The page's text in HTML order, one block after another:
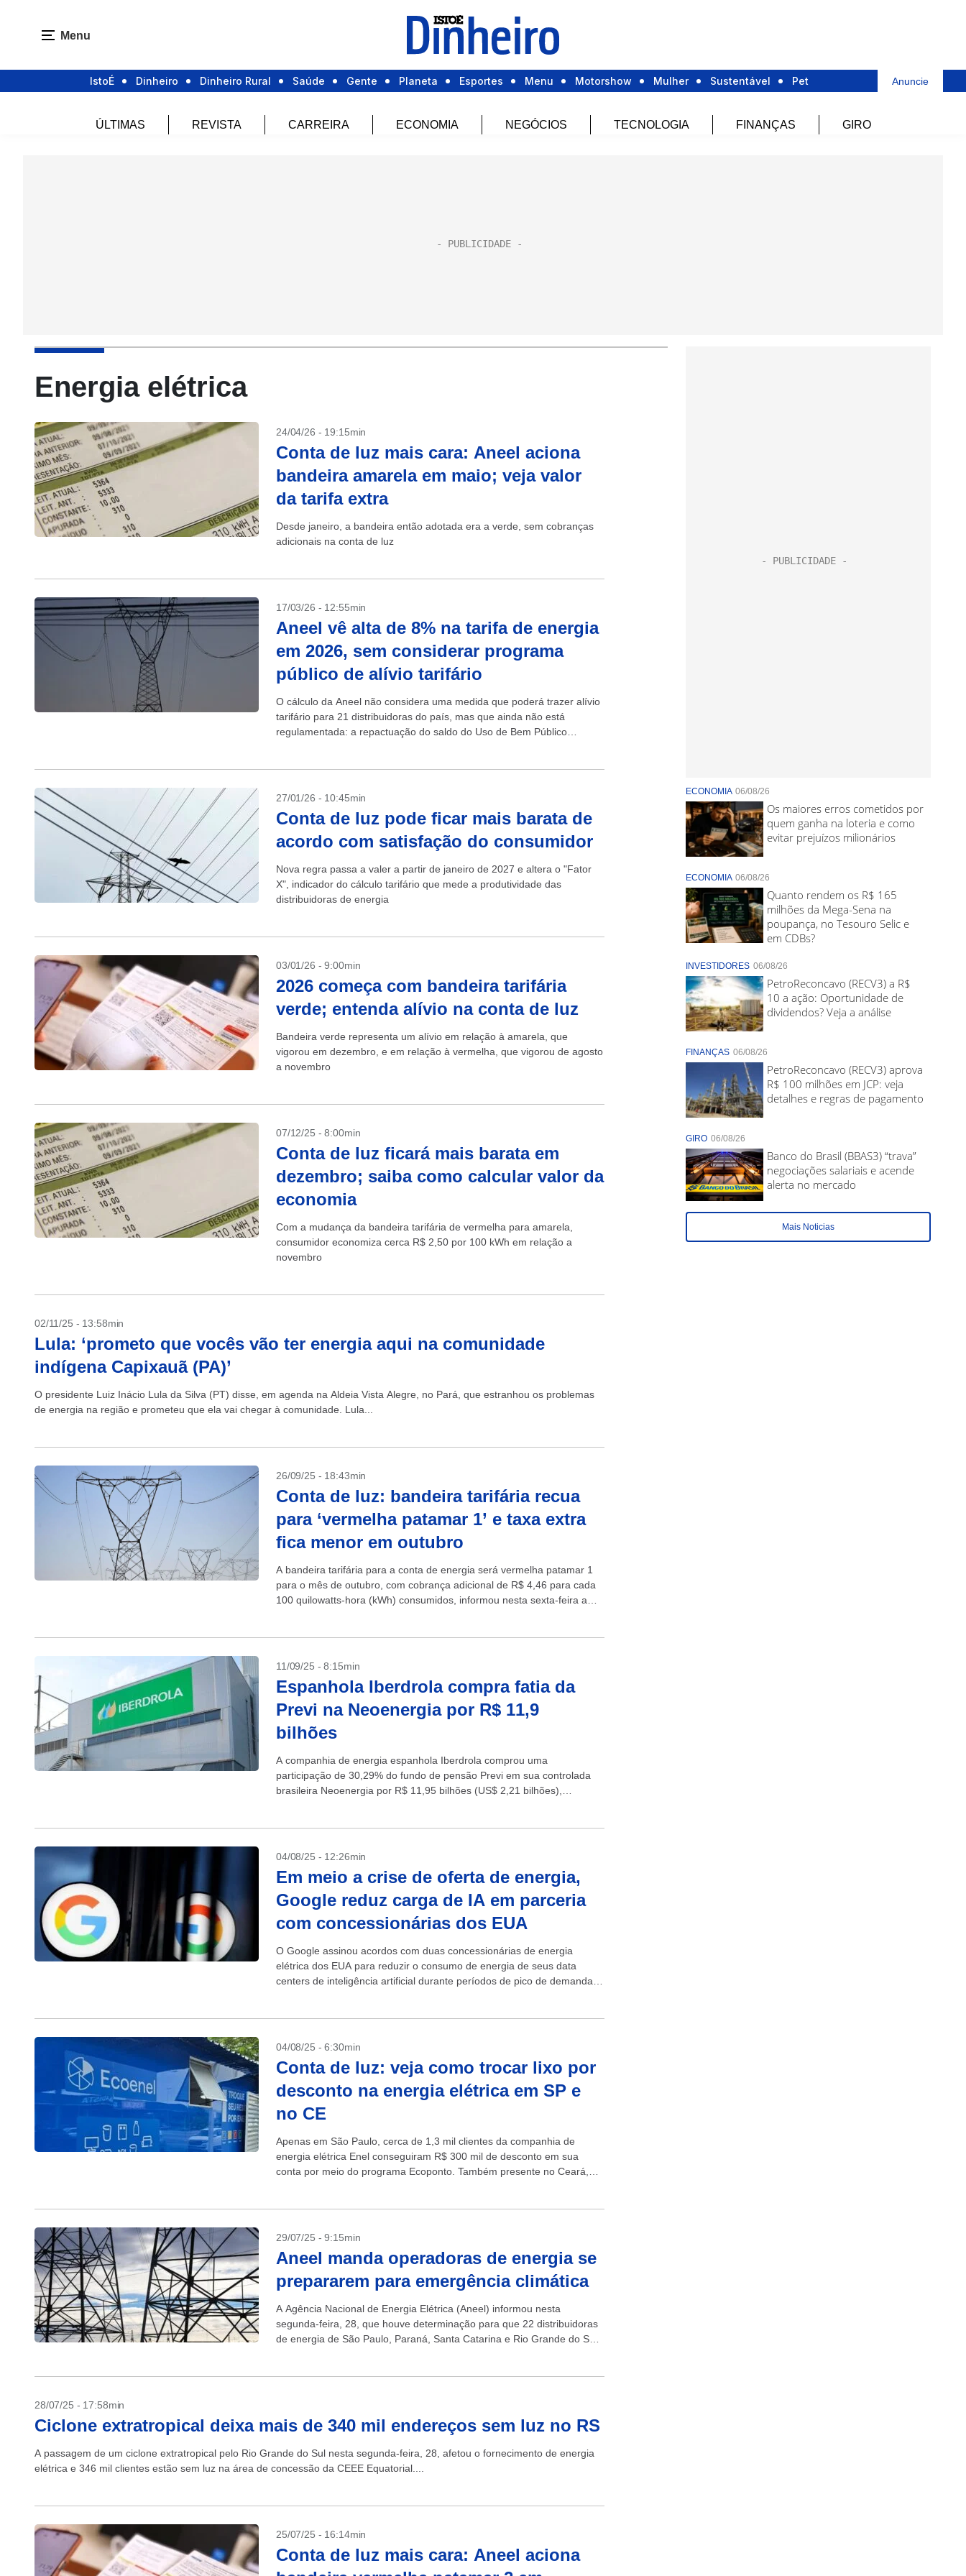
Menu
IstoÉ Dinheiro Dinheiro Rural Saúde Gente Planeta Esportes Menu Motorshow Mulher Sustentável Pet Anuncie
ÚLTIMAS REVISTA CARREIRA ECONOMIA NEGÓCIOS TECNOLOGIA FINANÇAS GIRO
Energia elétrica
24/04/26 - 19:15min
Conta de luz mais cara: Aneel aciona
bandeira amarela em maio; veja valor
da tarifa extra
Desde janeiro, a bandeira então adotada era a verde, sem cobranças
adicionais na conta de luz
17/03/26 - 12:55min
Aneel vê alta de 8% na tarifa de energia
em 2026, sem considerar programa
público de alívio tarifário
O cálculo da Aneel não considera uma medida que poderá trazer alívio
tarifário para 21 distribuidoras do país, mas que ainda não está
regulamentada: a repactuação do saldo do Uso de Bem Público
27/01/26 - 10:45min
Conta de luz pode ficar mais barata de
acordo com satisfação do consumidor
Nova regra passa a valer a partir de janeiro de 2027 e altera o "Fator
X", indicador do cálculo tarifário que mede a produtividade das
distribuidoras de energia
03/01/26 - 9:00min
2026 começa com bandeira tarifária
verde; entenda alívio na conta de luz
Bandeira verde representa um alívio em relação à amarela, que
vigorou em dezembro, e em relação à vermelha, que vigorou de agosto
a novembro
07/12/25 - 8:00min
Conta de luz ficará mais barata em
dezembro; saiba como calcular valor da
economia
Com a mudança da bandeira tarifária de vermelha para amarela,
consumidor economiza cerca R$ 2,50 por 100 kWh em relação a
novembro
02/11/25 - 13:58min
Lula: ‘prometo que vocês vão ter energia aqui na comunidade
indígena Capixauã (PA)’
O presidente Luiz Inácio Lula da Silva (PT) disse, em agenda na Aldeia Vista Alegre, no Pará, que estranhou os problemas
de energia na região e prometeu que ela vai chegar à comunidade. Lula...
26/09/25 - 18:43min
Conta de luz: bandeira tarifária recua
para ‘vermelha patamar 1’ e taxa extra
fica menor em outubro
A bandeira tarifária para a conta de energia será vermelha patamar 1
para o mês de outubro, com cobrança adicional de R$ 4,46 para cada
100 quilowatts-hora (kWh) consumidos, informou nesta sexta-feira a
11/09/25 - 8:15min
Espanhola Iberdrola compra fatia da
Previ na Neoenergia por R$ 11,9
bilhões
A companhia de energia espanhola Iberdrola comprou uma
participação de 30,29% do fundo de pensão Previ em sua controlada
brasileira Neoenergia por R$ 11,95 bilhões (US$ 2,21 bilhões),
04/08/25 - 12:26min
Em meio a crise de oferta de energia,
Google reduz carga de IA em parceria
com concessionárias dos EUA
O Google assinou acordos com duas concessionárias de energia
elétrica dos EUA para reduzir o consumo de energia de seus data
centers de inteligência artificial durante períodos de pico de demanda
04/08/25 - 6:30min
Conta de luz: veja como trocar lixo por
desconto na energia elétrica em SP e
no CE
Apenas em São Paulo, cerca de 1,3 mil clientes da companhia de
energia elétrica Enel conseguiram R$ 300 mil de desconto em sua
conta por meio do programa Ecoponto. Também presente no Ceará,
29/07/25 - 9:15min
Aneel manda operadoras de energia se
prepararem para emergência climática
A Agência Nacional de Energia Elétrica (Aneel) informou nesta
segunda-feira, 28, que houve determinação para que 22 distribuidoras
de energia de São Paulo, Paraná, Santa Catarina e Rio Grande do Sul
28/07/25 - 17:58min
Ciclone extratropical deixa mais de 340 mil endereços sem luz no RS
A passagem de um ciclone extratropical pelo Rio Grande do Sul nesta segunda-feira, 28, afetou o fornecimento de energia
elétrica e 346 mil clientes estão sem luz na área de concessão da CEEE Equatorial....
25/07/25 - 16:14min
Conta de luz mais cara: Aneel aciona
ECONOMIA 06/08/26
Os maiores erros cometidos por
quem ganha na loteria e como
evitar prejuízos milionários
ECONOMIA 06/08/26
Quanto rendem os R$ 165
milhões da Mega-Sena na
poupança, no Tesouro Selic e
em CDBs?
INVESTIDORES 06/08/26
PetroReconcavo (RECV3) a R$
10 a ação: Oportunidade de
dividendos? Veja a análise
FINANÇAS 06/08/26
PetroReconcavo (RECV3) aprova
R$ 100 milhões em JCP: veja
detalhes e regras de pagamento
GIRO 06/08/26
Banco do Brasil (BBAS3) “trava”
negociações salariais e acende
alerta no mercado
Mais Noticias